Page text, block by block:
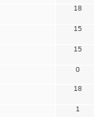
18
15
15
0
18
1